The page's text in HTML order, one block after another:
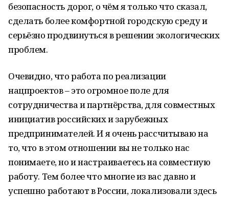
безопасность дорог, о чём я только что сказал,
сделать более комфортной городскую среду и
серьёзно продвинуться в решении экологических
проблем.
Очевидно, что работа по реализации
нацпроектов – это огромное поле для
сотрудничества и партнёрства, для совместных
инициатив российских и зарубежных
предпринимателей. И я очень рассчитываю на
то, что в этом отношении вы не только нас
понимаете, но и настраиваетесь на совместную
работу. Тем более что многие из вас давно и
успешно работают в России, локализовали здесь